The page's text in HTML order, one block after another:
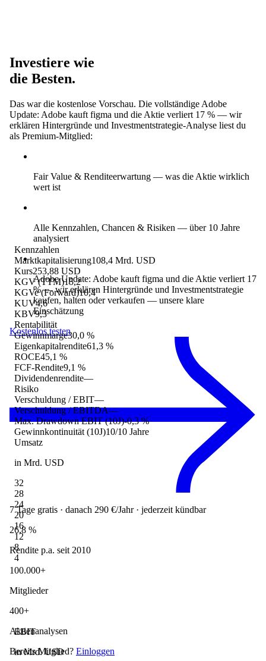
Kennzahlen
Marktkapitalisierung108,4 Mrd. USD
Kurs253,88 USD
KGV (TTM)15,2
KGVe (Forward)10,4
KUV4,6
KBV9,3
Rentabilität
Gewinnmarge30,0 %
Eigenkapitalrendite61,3 %
ROCE45,1 %
FCF-Rendite9,1 %
Dividendenrendite—
Risiko
Verschuldung / EBIT—
Verschuldung / EBITDA—
Max. Drawdown EBIT (10J)-0,3 %
Gewinnkontinuität (10J)10/10 Jahre
Umsatz
in Mrd. USD
32
28
24
20
16
12
8
4
EBIT
in Mrd. USD
Investiere wie
die Besten.
Das war die kostenlose Vorschau. Die vollständige Adobe
Update: Adobe kauft figma und die Aktie verliert 17 % — wir
erklären Hintergründe und Investmentstrategie-Analyse liest du
als Premium-Mitglied:
Fair Value & Renditeerwartung — was die Aktie wirklich
wert ist
Alle Kennzahlen, Chancen & Risiken — über 10 Jahre
analysiert
Adobe Update: Adobe kauft figma und die Aktie verliert 17
% — wir erklären Hintergründe und Investmentstrategie
kaufen, halten oder verkaufen — unsere klare
Einschätzung
Kostenlos testen
7 Tage gratis · danach 290 €/Jahr · jederzeit kündbar
26,8 %
Rendite p.a. seit 2010
100.000+
Mitglieder
400+
Aktienanalysen
Bereits Mitglied? Einloggen